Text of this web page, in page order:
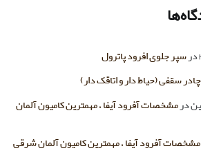
درسپر جلوی افرود پاترول
چادر سقفی (حیاط دار و اتاقک دار)
در مشخصات آفرود آیفا ، مهمترین کامیون آلمان
مشخصات آفرود آیفا ، مهمترین کامیون آلمان شرقی